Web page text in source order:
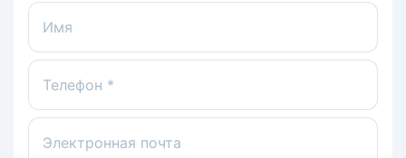
Имя
Телефон *
Электронная почта